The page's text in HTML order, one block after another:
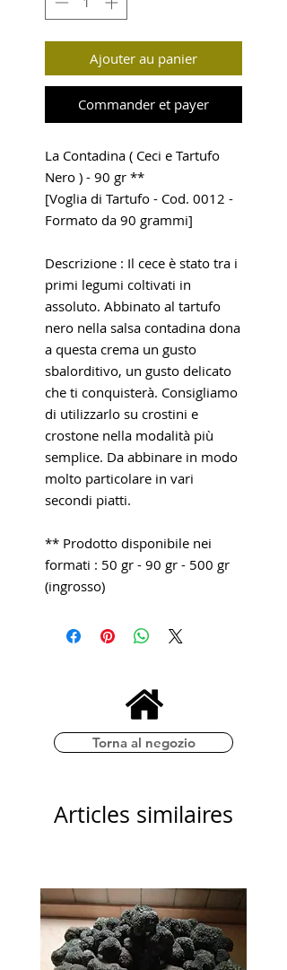
Ajouter au panier
Commander et payer
La Contadina ( Ceci e Tartufo
Nero ) - 90 gr **
[Voglia di Tartufo - Cod. 0012 -
Formato da 90 grammi]
Descrizione : Il cece è stato tra i
primi legumi coltivati in
assoluto. Abbinato al tartufo
nero nella salsa contadina dona
a questa crema un gusto
sbalorditivo, un gusto delicato
che ti conquisterà. Consigliamo
di utilizzarlo su crostini e
crostone nella modalità più
semplice. Da abbinare in modo
molto particolare in vari
secondi piatti.
** Prodotto disponibile nei
formati : 50 gr - 90 gr - 500 gr
(ingrosso)
Torna al negozio
Articles similaires